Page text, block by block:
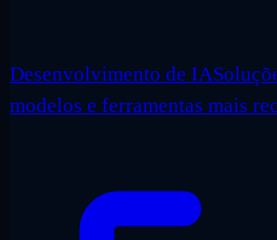
Desenvolvimento de IA
modelos e ferramentas mais